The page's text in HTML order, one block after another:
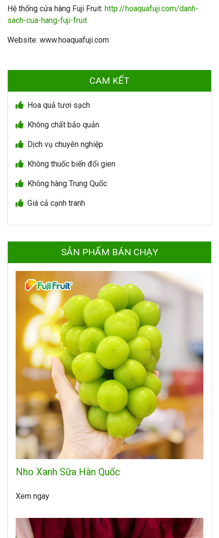
Hệ thống cửa hàng Fuji Fruit: http://hoaquafuji.com/danh-
sach-cua-hang-fuji-fruit
Website: www.hoaquafuji.com
CAM KẾT
Hoa quả tươi sạch
Không chất bảo quản
Dịch vụ chuyên nghiệp
Không thuốc biến đổi gien
Không hàng Trung Quốc
Giá cả cạnh tranh
SẢN PHẨM BÁN CHẠY
Nho Xanh Sữa Hàn Quốc
Xem ngay